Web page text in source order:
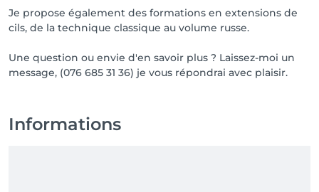
Je propose également des formations en extensions de
cils, de la technique classique au volume russe.
Une question ou envie d'en savoir plus ? Laissez-moi un
Informations